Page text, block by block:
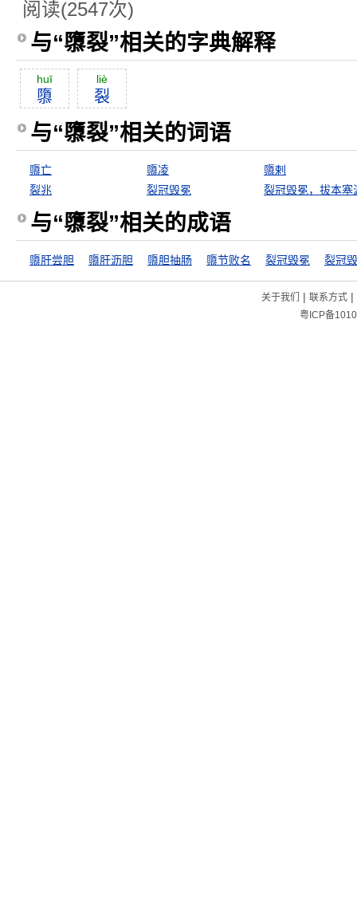
阅读(2547次)
与“隳裂”相关的字典解释
huī
隳
liè
裂
与“隳裂”相关的词语
隳亡 隳凌
隳剌
裂兆
裂冠毁冕 裂冠毁冕，拔本塞
与“隳裂”相关的成语
隳肝尝胆 隳肝沥胆 隳胆抽肠 隳节败名 裂冠毁冕
关于我们 | 联系方式|
粤ICP备